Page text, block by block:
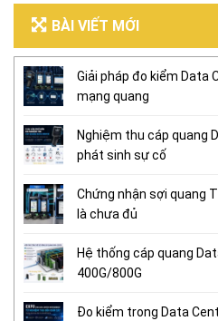
BÀI VIẾT MỚI
Giải pháp đo kiểm Data
mạng quang
Nghiệm thu cáp quang
phát sinh sự cố
Chứng nhận sợi quang
là chưa đủ
Hệ thống cáp quang
400G/800G
Đo kiểm trong Data